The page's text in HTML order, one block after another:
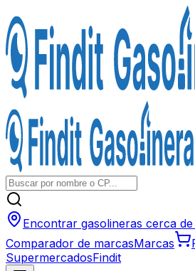
Encontrar gasolineras cerca
Comparador de marcasMarcas
SupermercadosFindit